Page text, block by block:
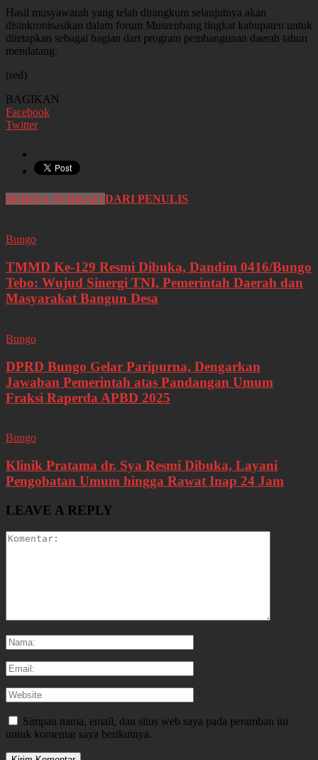
Hasil musyawarah yang telah dirangkum selanjutnya akan
disinkronisasikan dalam forum Musrenbang tingkat kabupaten untuk
ditetapkan sebagai bagian dari program pembangunan daerah tahun
mendatang.
(red)
BAGIKAN
Facebook
Twitter
BERITA TERKAITDARI PENULIS
Bungo
TMMD Ke-129 Resmi Dibuka, Dandim 0416/Bungo
Tebo: Wujud Sinergi TNI, Pemerintah Daerah dan
Masyarakat Bangun Desa
Bungo
DPRD Bungo Gelar Paripurna, Dengarkan
Jawaban Pemerintah atas Pandangan Umum
Fraksi Raperda APBD 2025
Bungo
Klinik Pratama dr. Sya Resmi Dibuka, Layani
Pengobatan Umum hingga Rawat Inap 24 Jam
LEAVE A REPLY
Simpan nama, email, dan situs web saya pada peramban ini
untuk komentar saya berikutnya.